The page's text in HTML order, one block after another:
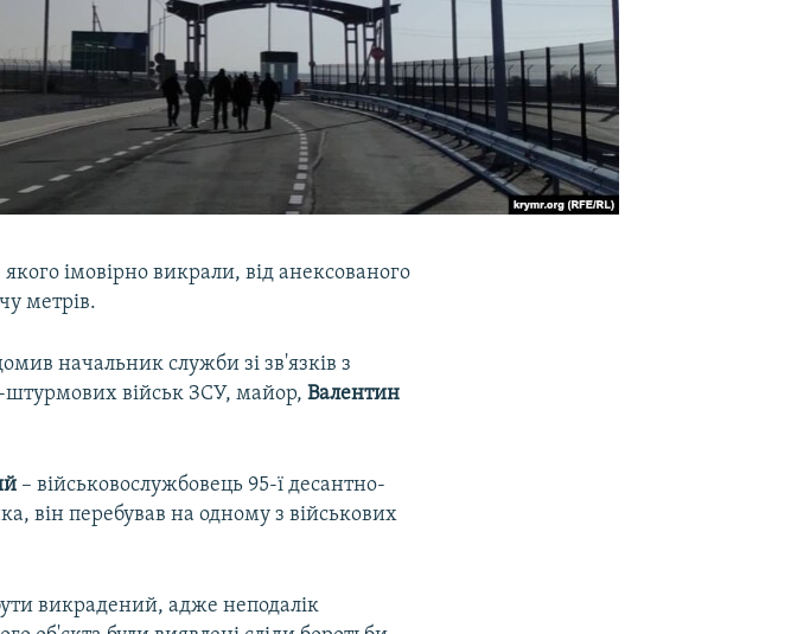
імовірно викрали, від анексованого
метрів.
начальник служби зі зв'язків з
військ ЗСУ, майор, Валентин
– військовослужбовець 95-ї десантно-
він перебував на одному з військових
викрадений, адже неподалік